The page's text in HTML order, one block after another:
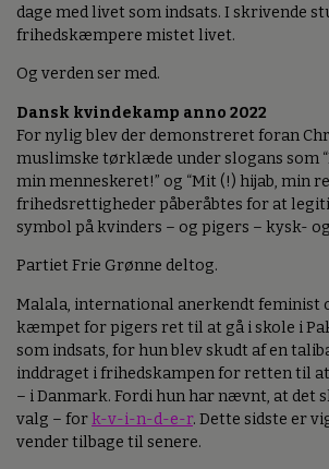
dage med livet som indsats. I skrivende
frihedskæmpere mistet livet.
Og verden ser med.
Dansk kvindekamp anno 2022
For nylig blev der demonstreret foran
muslimske tørklæde under slogans som
min menneskeret!” og “Mit (!) hijab, min
frihedsrettigheder påberåbtes for at
symbol på kvinders – og pigers – kysk-
Partiet Frie Grønne deltog.
Malala, international anerkendt feminist
kæmpet for pigers ret til at gå i skole i
som indsats, for hun blev skudt af en
inddraget i frihedskampen for retten til
– i Danmark. Fordi hun har nævnt, at det
valg – fork-v-i-n-d-e-r. Dette sidste er
vender tilbage til senere.